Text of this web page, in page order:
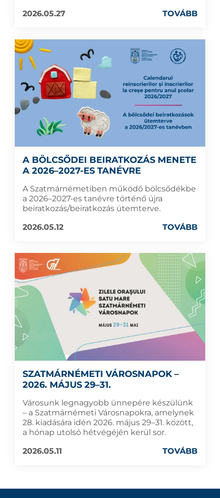
2026.05.27
TOVÁBB
A BÖLCSŐDEI BEIRATKOZÁS MENETE
A 2026–2027-ES TANÉVRE
A Szatmárnémetiben működő bölcsődékbe
a 2026–2027-es tanévre történő újra
beiratkozás/beiratkozás ütemterve.
2026.05.12
TOVÁBB
SZATMÁRNÉMETI VÁROSNAPOK –
2026. MÁJUS 29–31.
Városunk legnagyobb ünnepére készülünk
– a Szatmárnémeti Városnapokra, amelynek
28. kiadására idén 2026. május 29–31. között,
a hónap utolsó hétvégéjén kerül sor.
2026.05.11
TOVÁBB